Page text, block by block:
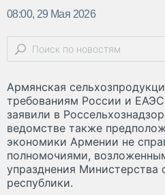
08:00, 29 Мая 2026
Армянская
требованиям России и
заявили в
ведомстве также
экономики Армении не
полномочиями,
упразднения Министерства
республики.